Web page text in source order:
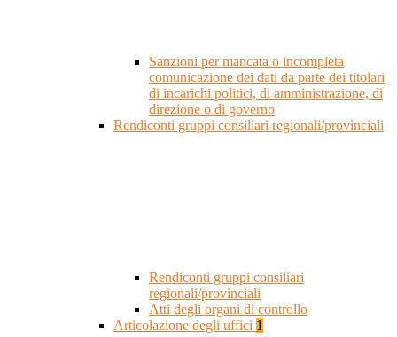
Sanzioni per mancata o incompleta
comunicazione dei dati da parte dei titolari
di incarichi politici, di amministrazione, di
direzione o di governo
Rendiconti gruppi consiliari regionali/provinciali
Rendiconti gruppi consiliari
regionali/provinciali
Atti degli organi di controllo
Articolazione degli uffici 1